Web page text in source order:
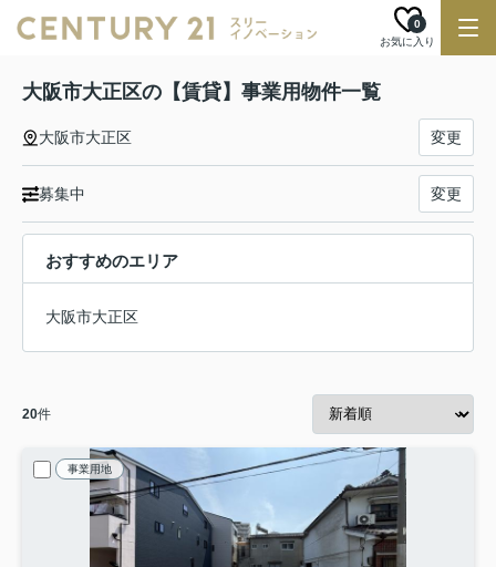
お気に入り
0
大阪市大正区の【賃貸】事業用物件一覧
大阪市大正区 変更
募集中 変更
おすすめのエリア
大阪市大正区
20件
事業用地